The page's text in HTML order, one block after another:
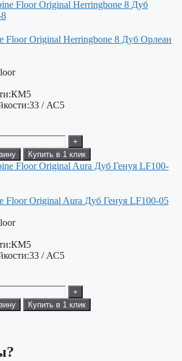
Floor Original Herringbone 8 Дуб Орлеан
КМ5
33 / АС5
+
Купить в 1 клик
Floor Original Aura Дуб Генуя LF100-05
КМ5
33 / АС5
+
Купить в 1 клик